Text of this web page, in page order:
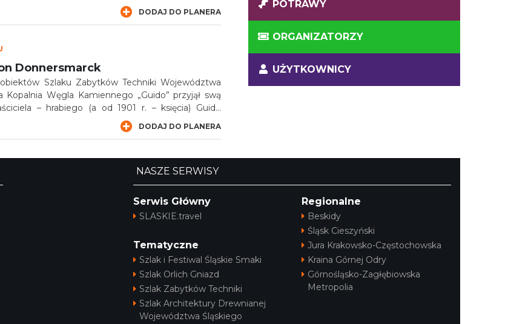
do szkoły powszechnej, po której kontynuował
Na tamtejszym uniwersytecie studiował
DODAJ DO PLANERA
Donnersmarck
Szlaku Zabytków Techniki Województwa
Kopalnia Węgla Kamiennego „Guido” przyjął swą
– hrabiego (a od 1901 r. – księcia) Guido
DODAJ DO PLANERA
POTRAWY
ORGANIZATORZY
UŻYTKOWNICY
NASZE SERWISY
Serwis Główny
SLASKIE.travel
Tematyczne
Szlak i Festiwal Śląskie Smaki
Szlak Orlich Gniazd
Szlak Zabytków Techniki
Szlak Architektury Drewnianej
Województwa Śląskiego
Regionalne
Beskidy
Śląsk Cieszyński
Jura Krakowsko-Częstochowska
Kraina Górnej Odry
Górnośląsko-Zagłębiowska
Metropolia